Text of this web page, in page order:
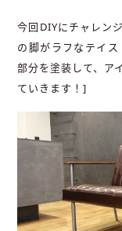
今回DIYにチャレン
の脚がラフなテイ
部分を塗装して、ア
ていきます！]